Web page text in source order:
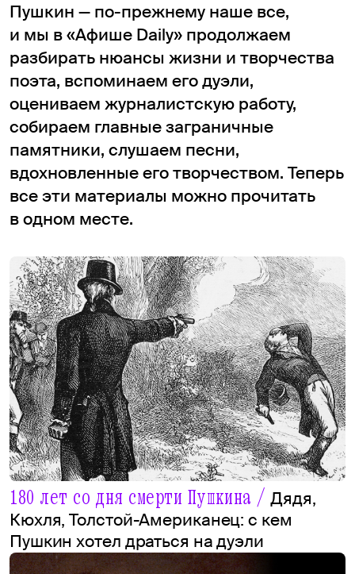
Пушкин — по-прежнему наше все,
и мы в «Афише Daily» продолжаем
разбирать нюансы жизни и творчества
поэта, вспоминаем его дуэли,
оцениваем журналистскую работу,
собираем главные заграничные
памятники, слушаем песни,
вдохновленные его творчеством. Теперь
все эти материалы можно прочитать
в одном месте.
180 лет со дня смерти Пушкина /Дядя,
Кюхля, Толстой-Американец: с кем
Пушкин хотел драться на дуэли